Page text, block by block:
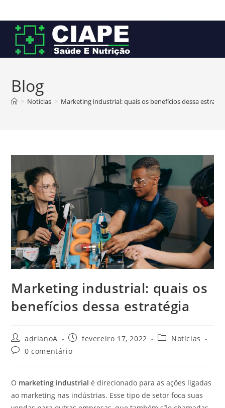
para
conteúdo
Blog
> Notícias > Marketing industrial: quais os benefícios dessa
Marketing industrial: quais os
benefícios dessa estratégia
Autor
do
post:
adrianoA
Postfevereiro 17, 2022
Categoria
Notícias
Comentários
0 comentário
O marketing industrial é direcionado para as ações ligadas
ao marketing nas indústrias. Esse tipo de setor foca suas